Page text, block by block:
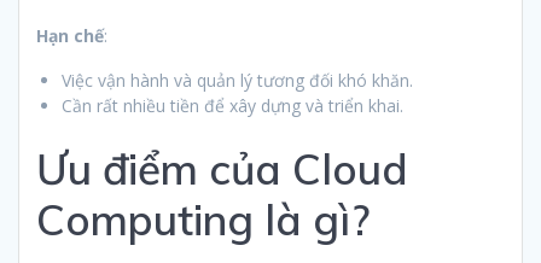
Hạn chế:
Việc vận hành và quản lý tương đối khó khăn.
Cần rất nhiều tiền để xây dựng và triển khai.
Ưu điểm của Cloud
Computing là gì?